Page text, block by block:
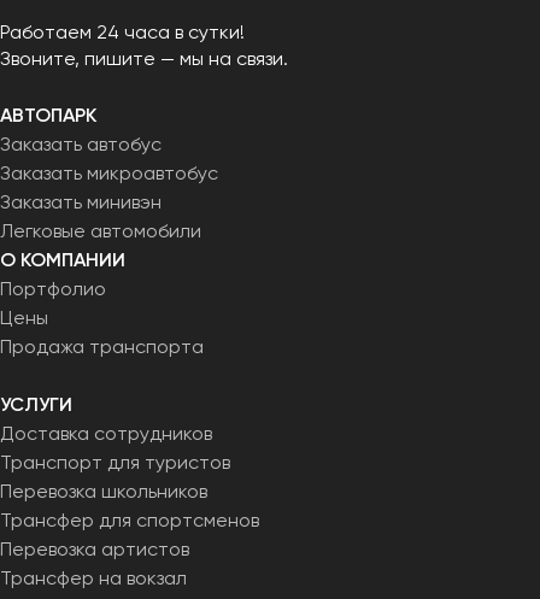
Работаем 24 часа в сутки!
Звоните, пишите — мы на связи.
АВТОПАРК
Заказать автобус
Заказать микроавтобус
Заказать минивэн
Легковые автомобили
О КОМПАНИИ
Портфолио
Цены
Продажа транспорта
УСЛУГИ
Доставка сотрудников
Транспорт для туристов
Перевозка школьников
Трансфер для спортсменов
Перевозка артистов
Трансфер на вокзал